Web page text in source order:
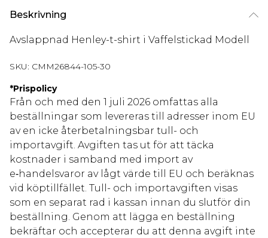
Beskrivning
Avslappnad Henley-t-shirt i Vaffelstickad Modell
SKU: CMM26844-105-30
*Prispolicy
Från och med den 1 juli 2026 omfattas alla
beställningar som levereras till adresser inom EU
av en icke återbetalningsbar tull- och
importavgift. Avgiften tas ut för att täcka
kostnader i samband med import av
e‑handelsvaror av lågt värde till EU och beräknas
vid köptillfället. Tull- och importavgiften visas
som en separat rad i kassan innan du slutför din
beställning. Genom att lägga en beställning
bekräftar och accepterar du att denna avgift inte